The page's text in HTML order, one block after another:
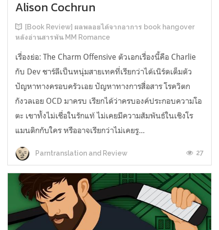
Alison Cochrun
[Book Review] ผลพลอยได้จากอาการ book hangover
หลังอ่านสารพัน MM Romance
เรื่องย่อ: The Charm Offensive ตัวเอกเรื่องนี้คือ Charlie
กับ Dev ชาร์ลีเป็นหนุ่มสายเทคที่เรียกว่าได้เนิร์ดเต็มตัว
ปัญหาทางครอบครัวเอย ปัญหาทางการสื่อสาร โรควิตก
กังวลเอย OCD มาครบ เรียกได้ว่าครบองค์ประกอบความโอ
ตะ เขาทั้งไม่เชื่อในรักแท้ ไม่เคยมีความสัมพันธ์ในเชิงโร
แมนติกกับใคร หรืออาจเรียกว่าไม่เคยรู...
Parntranslation and Review 27